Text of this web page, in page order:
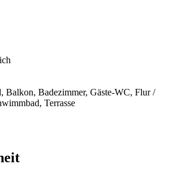
Balkon, Badezimmer, Gäste-WC, Flur /
Terrasse